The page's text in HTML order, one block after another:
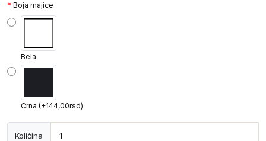
Boja majice
Bela
Crna (+144,00rsd)
Količina